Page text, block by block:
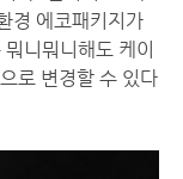
경 에코패키지가
니뭐니해도 케이
로 변경할 수 있다